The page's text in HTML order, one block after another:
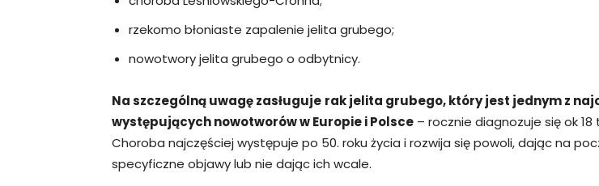
rzekomo błoniaste zapalenie jelita grubego;
nowotwory jelita grubego o odbytnicy.
Na szczególną uwagę zasługuje rak jelita grubego, który jest jednym z
występujących nowotworów w Europie i Polsce – rocznie diagnozuje się ok 18
Choroba najczęściej występuje po 50. roku życia i rozwija się powoli, dając na
specyficzne objawy lub nie dając ich wcale.